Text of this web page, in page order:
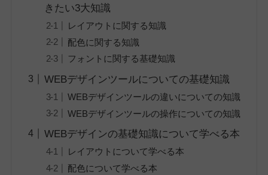
きたい3大知識
レイアウトに関する知識
配色に関する知識
フォントに関する基礎知識
WEBデザインツールについての基礎知識
WEBデザインツールの違いについての知識
WEBデザインツールの操作についての知識
WEBデザインの基礎知識について学べる本
レイアウトについて学べる本
配色について学べる本